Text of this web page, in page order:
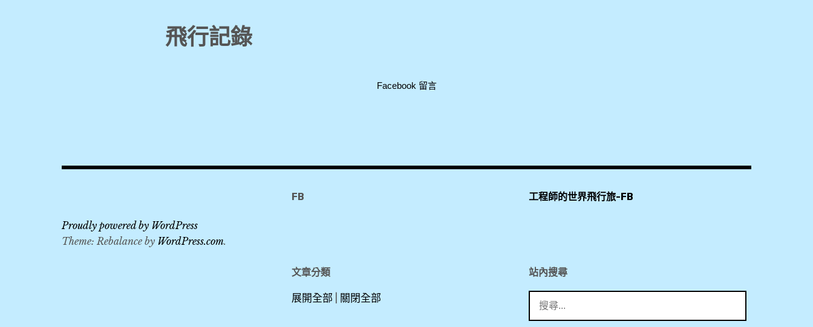
飛行記錄
Facebook 留言
FB 工程師的世界飛行旅-FB
文章分類
展開全部 關閉全部
站內搜尋
Proudly powered by WordPress
Theme: Rebalance by WordPress.com.